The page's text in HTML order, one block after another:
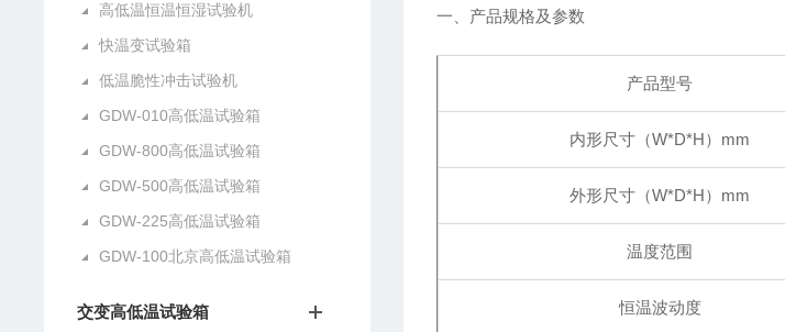
高低温恒温恒湿试验机
快温变试验箱
低温脆性冲击试验机
GDW-010高低温试验箱
GDW-800高低温试验箱
GDW-500高低温试验箱
GDW-225高低温试验箱
GDW-100北京高低温试验箱
交变高低温试验箱
一、产品规格及参数
产品型号
内形尺寸（W*D*H）mm
外形尺寸（W*D*H）mm
温度范围
恒温波动度